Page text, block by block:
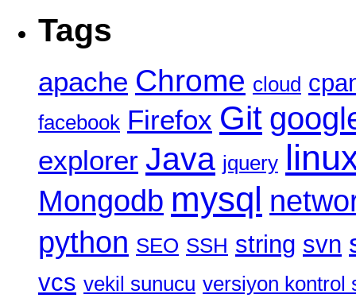
Tags
apache Chrome cloud
facebook Firefox Git
explorer Java jquery
Mongodb mysql
python SEO SSH string svn
vcs vekil sunucu versiyon kontrol